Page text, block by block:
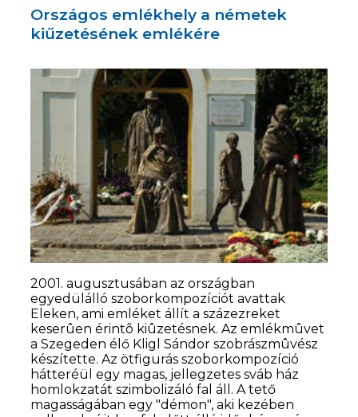
Országos emlékhely a németek
kiűzetésének emlékére
2001. augusztusában az országban
egyedülálló szoborkompozíciót avattak
Eleken, ami emléket állít a százezreket
keserûen érintõ kiûzetésnek. Az emlékmûvet
a Szegeden élő Kligl Sándor szobrászmûvész
készítette. Az ötfigurás szoborkompozíció
hátteréül egy magas, jellegzetes sváb ház
homlokzatát szimbolizáló fal áll. A tető
magasságában egy "démon", aki kezében